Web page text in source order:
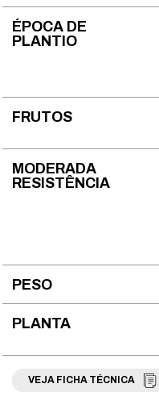
Espinafre
Feijão
Jiló
Melancia
ÉPOCA DE
PLANTIO
FRUTOS
MODERADA
RESISTÊNCIA
PESO
PLANTA
VEJA FICHA TÉCNICA